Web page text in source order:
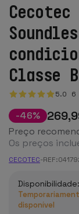
Classe
5.0 6
-46% 269
Preço
Os preços
CECOTEC-REF:
Disponibilidade:
disponível